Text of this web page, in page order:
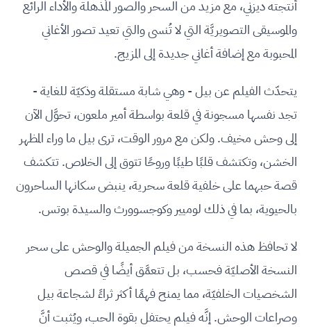
أنتجته ديزني، مع مزيد من السحر والصور المُذهلة والأداء الرائع
والموسيقى التصويريَّة التي لا تُنسى والتي تعيد تصور الأغاني
المحبوبة مع إضافة أغاني جديدة إلى المزيج.
يتحدّث الفيلم عن بيل - وهي شابة مستقلة وذكيّة للغاية -
تجد نفسها مسجونة في قلعة بواسطة أمير ملعون، تحوَّل الآن
إلى وحش مخيف. ولكن مع مرور الوقت، ترى بيل ما وراء المظهر
الخشن، وتكتشف قلبًا طيبًا وروحًا تتوق إلى الخلاص. تتكشف
قصة حبهما على خلفية قلعة سحرية، ينبض سكانها الساحرون
بالحيوية، بما في ذلك لوميير وكوجسوورث والسيدة بوتس.
لا تحافظ هذه النسخة من فيلم الجميلة والوحش على سحر
النسخة الأصليّة فحسب، بل تتعمَّق أيضًا في قصص
الشخصيات الخلفيّة، مما يمنح فهمًا أكثر ثراءً لشجاعة بيل
وصراعات الوحش. إنَّه فيلم يحتفل بقوة الحب، ويُثبت أنَّ